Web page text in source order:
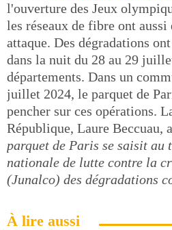
l'ouverture des Jeux
les réseaux de fibre ont aussi
attaque. Des dégradations
dans la nuit du 28 au 29
départements. Dans un
juillet 2024, le parquet de
pencher sur ces opérations.
République, Laure Beccuau,
parquet de Paris se saisit
nationale de lutte contre la
(Junalco) des dégradations
À lire aussi